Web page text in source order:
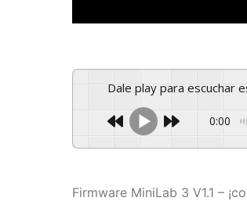
Dale play para escuchar
0:00
Firmware MiniLab 3 V1.1 –